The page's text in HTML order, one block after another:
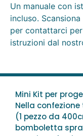
Un manuale con
incluso.
per contattarci
istruzioni dal
Mini Kit per
Nella
(1 pezzo da
bomboletta